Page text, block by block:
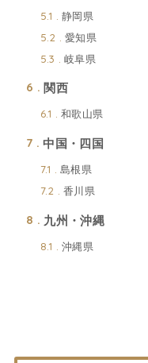
5.1 静岡県
5.2 愛知県
5.3
岐阜県
6
関西
6.1
和歌山県
7
中国・四国
7.1 島根県
7.2
香川県
8
九州・沖縄
8.1 沖縄県